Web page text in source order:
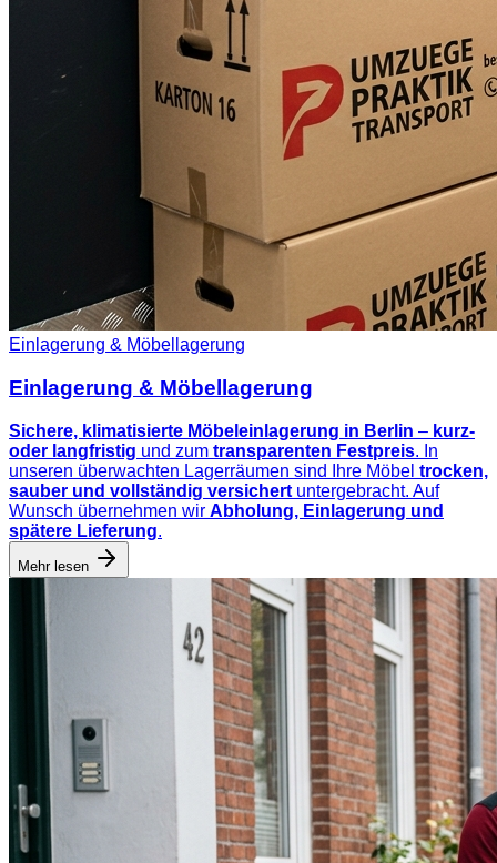
Einlagerung & Möbellagerung
Einlagerung & Möbellagerung
Sichere, klimatisierte Möbeleinlagerung in Berlin – kurz-
oder langfristig und zum transparenten Festpreis. In
unseren überwachten Lagerräumen sind Ihre Möbel trocken,
sauber und vollständig versichert untergebracht. Auf
Wunsch übernehmen wir Abholung, Einlagerung und
spätere Lieferung.
Mehr lesen